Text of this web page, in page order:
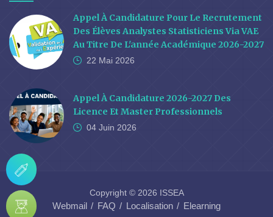
Appel À Candidature Pour Le Recrutement
Des Élèves Analystes Statisticiens Via VAE
Au Titre De L'année Académique 2026-2027
22 Mai 2026
Appel À Candidature 2026-2027 Des
Licence Et Master Professionnels
04 Juin 2026
Copyright © 2026 ISSEA
Webmail FAQ Localisation Elearning